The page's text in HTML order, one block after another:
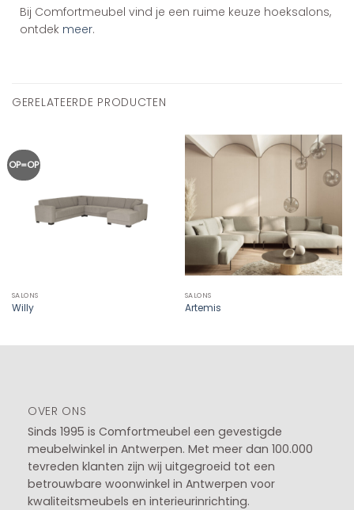
Bij Comfortmeubel vind je een ruime keuze hoeksalons,
ontdek meer.
GERELATEERDE PRODUCTEN
OP=OP
SALONS
Willy
SALONS
Artemis
OVER ONS
Sinds 1995 is Comfortmeubel een gevestigde
meubelwinkel in Antwerpen. Met meer dan 100.000
tevreden klanten zijn wij uitgegroeid tot een
betrouwbare woonwinkel in Antwerpen voor
kwaliteitsmeubels en interieurinrichting.